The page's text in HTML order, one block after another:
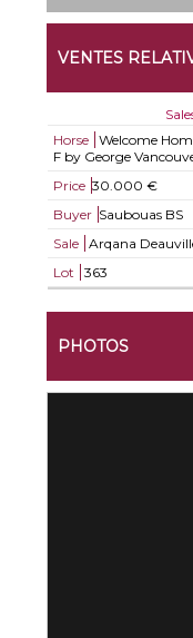
VENTES
Horse
Welcome
F by George
Price 30.000 €
Buyer Saubouas BS
Sale
Arqana
Lot
363
PHOTOS